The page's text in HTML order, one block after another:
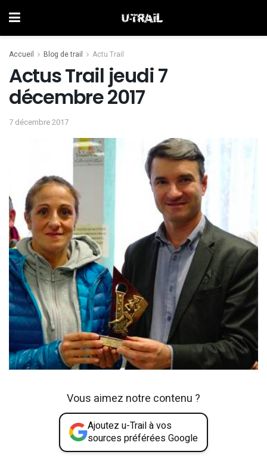
Accueil Blog de trail Actu Trail
Actus Trail jeudi 7
décembre 2017
7 décembre 2017
Vous aimez notre contenu ?
Ajoutez u-Trail à vos
sources préférées Google